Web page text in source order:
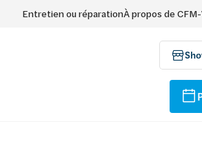
Entretien ou réparationÀ propos de